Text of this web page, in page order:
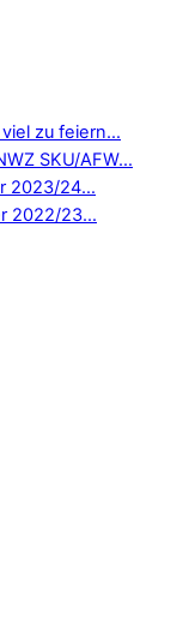
zu feiern…
SKU/AFW…
2023/24…
2022/23…